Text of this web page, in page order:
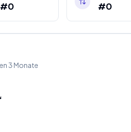
#0 #0
3 Monate